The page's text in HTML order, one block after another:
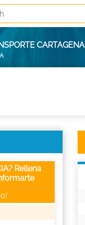
CARTAGENA
Rellena